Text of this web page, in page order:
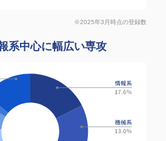
※2025年3月時点の登録数
系中心に幅広い専攻